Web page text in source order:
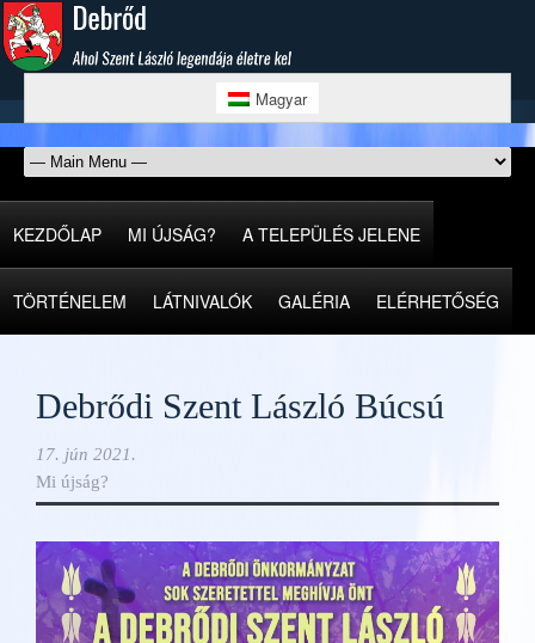
Magyar
KEZDŐLAP MI ÚJSÁG? A TELEPÜLÉS JELENE
TÖRTÉNELEM LÁTNIVALÓK GALÉRIA ELÉRHETŐSÉG
Debrődi Szent László Búcsú
17. jún 2021.
Mi újság?